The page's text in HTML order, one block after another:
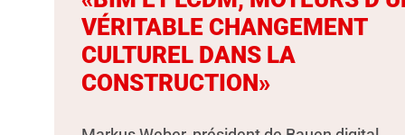
VÉRITABLE CHANGEMENT
CULTUREL DANS LA
CONSTRUCTION»